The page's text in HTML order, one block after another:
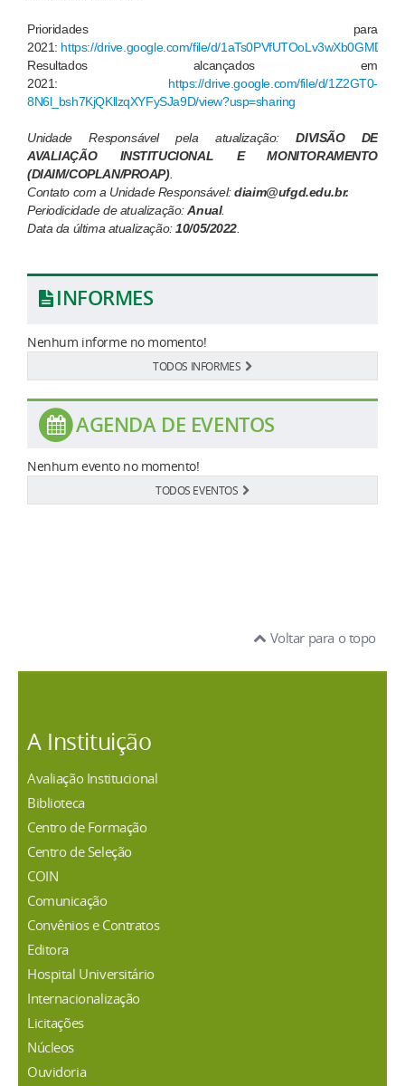
Prioridades para
2021: https://drive.google.com/file/d/
Resultados alcançados em
2021: https://drive.google.com/file/d/1Z2GT0-
8N6l_bsh7KjQKllzqXYFySJa9D/view?usp=sharing
Unidade Responsável pela atualização:
DIVISÃO DE
AVALIAÇÃO INSTITUCIONAL E MONITORAMENTO
(DIAIM/COPLAN/PROAP).
Contato com a Unidade Responsável:diaim@ufgd.edu.br.
Periodicidade de atualização:Anual.
Data da última atualização:10/05/2022.
INFORMES
Nenhum informe no momento!
TODOS INFORMES
AGENDA DE EVENTOS
Nenhum evento no momento!
TODOS EVENTOS
Voltar para o topo
A Instituição
Avaliação Institucional
Biblioteca
Centro de Formação
Centro de Seleção
COIN
Comunicação
Convênios e Contratos
Editora
Hospital Universitário
Internacionalização
Licitações
Núcleos
Ouvidoria